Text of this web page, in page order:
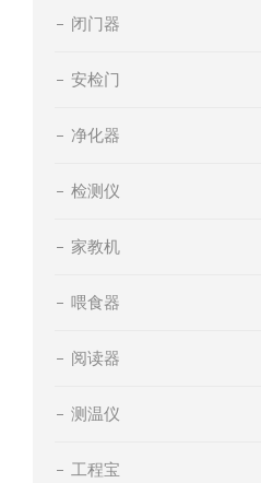
闭门器
安检门
净化器
检测仪
家教机
喂食器
阅读器
测温仪
工程宝